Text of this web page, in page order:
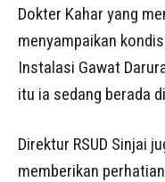
Dokter Kahar yang
menyampaikan
Instalasi Gawat
itu ia sedang berada
Direktur RSUD Sinjai
memberikan